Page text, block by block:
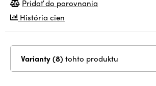
Pridať do porovnania
História cien
Varianty (8) tohto produktu